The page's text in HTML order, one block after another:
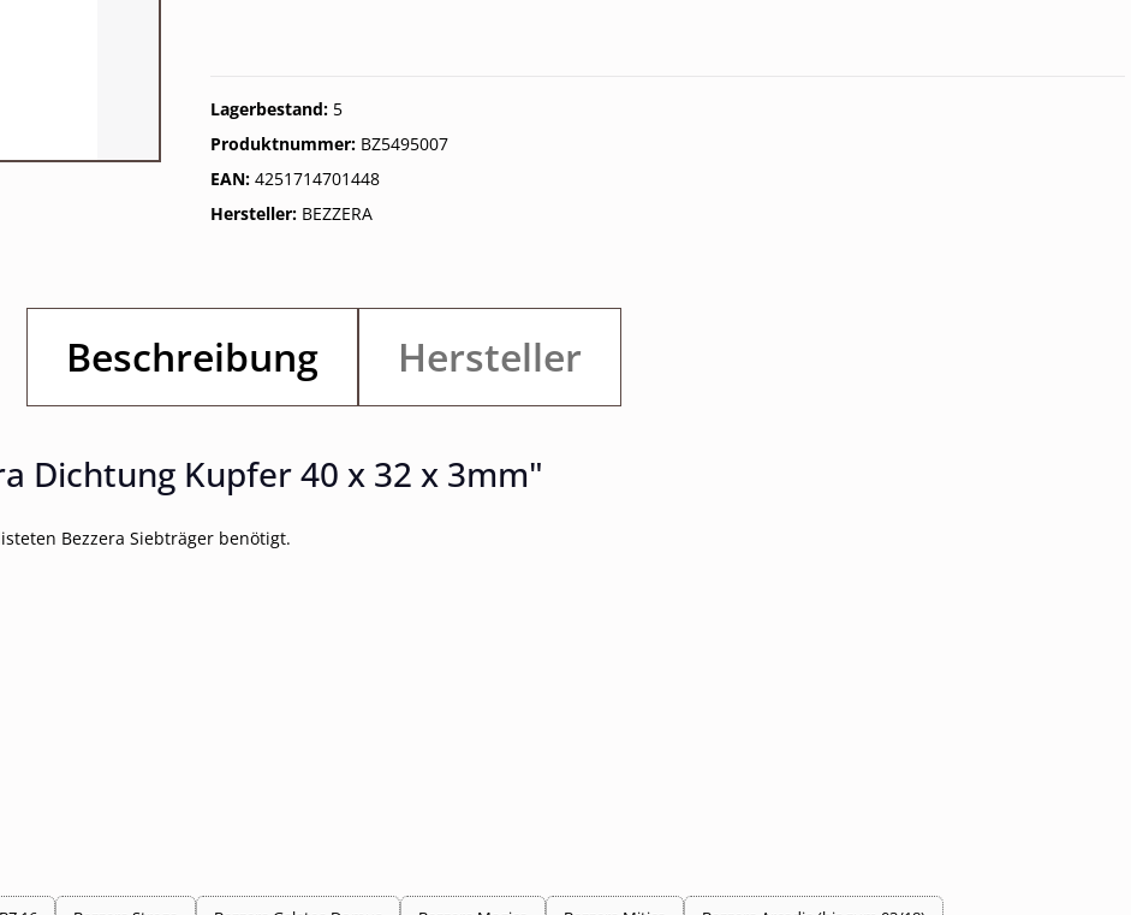
Lagerbestand: 5
Produktnummer: BZ5495007
EAN: 4251714701448
Hersteller: BEZZERA
Beschreibung Hersteller
Dichtung Kupfer 40 x 32 x 3mm"
Bezzera Siebträger benötigt.